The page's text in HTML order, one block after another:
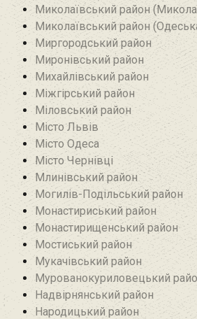
Миколаївський район
Миколаївський район
Миргородський район
Миронівський район
Михайлівський район‎
Міжгірський район
Міловський район‎
Місто Львів
Місто Одеса
Місто Чернівці
Млинівський район‎
Могилів-Подільський район
Монастириський район
Монастирищенський район
Мостиський район
Мукачівський район
Мурованокуриловецький
Надвірнянський район
Народицький район‎